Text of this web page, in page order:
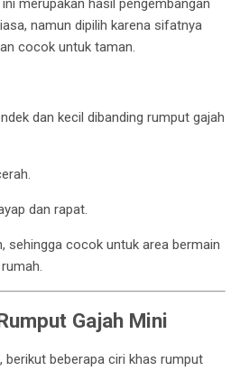
merupakan hasil pengembangan
namun dipilih karena sifatnya
cocok untuk taman.
dan kecil dibanding rumput gajah
dan rapat.
sehingga cocok untuk area bermain
Gajah Mini
berikut beberapa ciri khas rumput